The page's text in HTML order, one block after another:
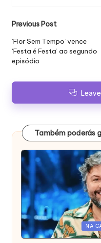
Post
navigation
Previous Post
‘Flor Sem Tempo’ vence
‘Festa é Festa’ ao segundo
episódio
Também poderás
Posted
in
NA